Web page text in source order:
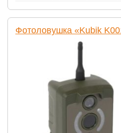
Фотоловушка «Kubik